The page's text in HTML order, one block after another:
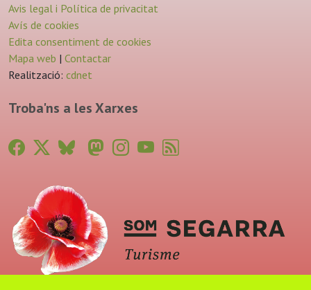
Avis legal i Política de privacitat
Avís de cookies
Edita consentiment de cookies
Mapa web | Contactar
Realització: cdnet
Troba'ns a les Xarxes